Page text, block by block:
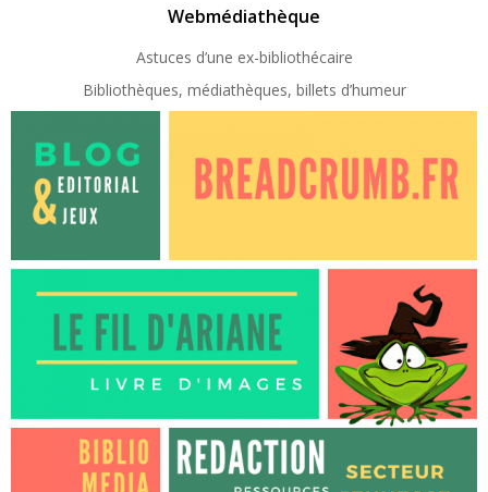
Webmédiathèque
Astuces d’une ex-bibliothécaire
Bibliothèques, médiathèques, billets d’humeur